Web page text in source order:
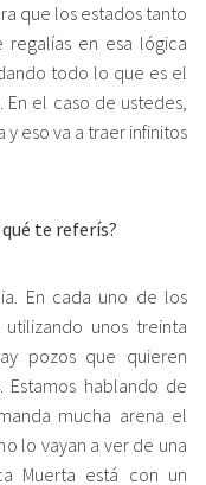
que los estados tanto
regalías en esa lógica
todo lo que es el
el caso de ustedes,
eso va a traer infinitos
te referís?
En cada uno de los
unos treinta
pozos que quieren
hablando de
mucha arena el
lo vayan a ver de una
Muerta está con un